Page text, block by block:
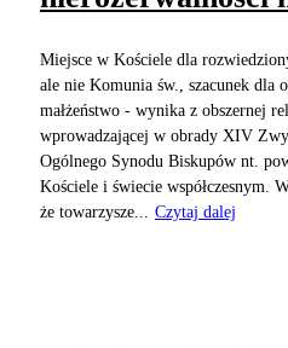
Miejsce w Kościele dla
ale nie Komunia św., szacunek dla
małżeństwo - wynika z obszernej
wprowadzającej w obrady XIV
Ogólnego Synodu Biskupów nt.
Kościele i świecie współczesnym.
że towarzysze... Czytaj dalej